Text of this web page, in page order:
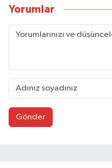
Yorumlar
Gönder